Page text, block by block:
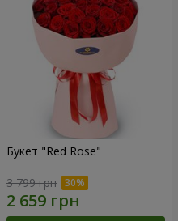
Букет "Red Rose"
3 799 грн